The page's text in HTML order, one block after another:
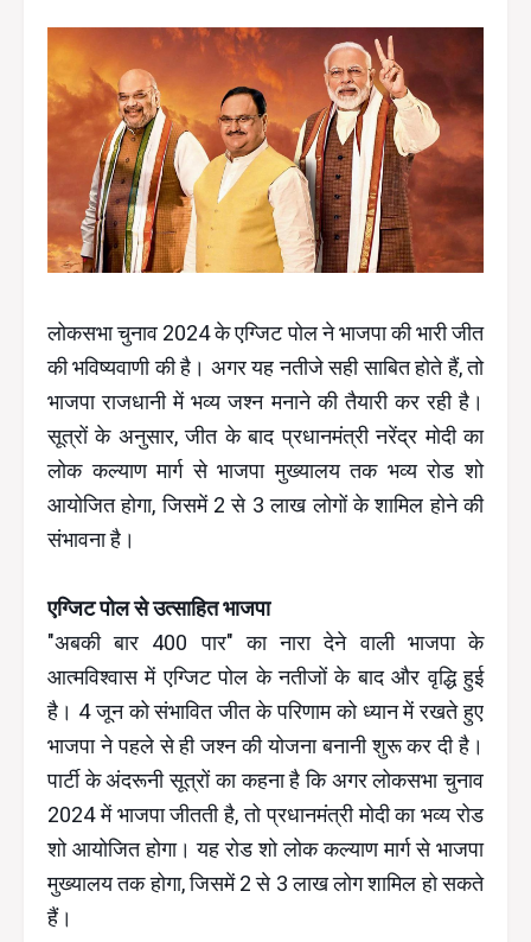
लोकसभा चुनाव 2024 के एग्जिट पोल ने भाजपा की भारी जीत
की भविष्यवाणी की है। अगर यह नतीजे सही साबित होते हैं, तो
भाजपा राजधानी में भव्य जश्न मनाने की तैयारी कर रही है।
सूत्रों के अनुसार, जीत के बाद प्रधानमंत्री नरेंद्र मोदी का
लोक कल्याण मार्ग से भाजपा मुख्यालय तक भव्य रोड शो
आयोजित होगा, जिसमें 2 से 3 लाख लोगों के शामिल होने की
संभावना है।
एग्जिट पोल से उत्साहित भाजपा
"अबकी बार 400 पार" का नारा देने वाली भाजपा के
आत्मविश्वास में एग्जिट पोल के नतीजों के बाद और वृद्धि हुई
है। 4 जून को संभावित जीत के परिणाम को ध्यान में रखते हुए
भाजपा ने पहले से ही जश्न की योजना बनानी शुरू कर दी है।
पार्टी के अंदरूनी सूत्रों का कहना है कि अगर लोकसभा चुनाव
2024 में भाजपा जीतती है, तो प्रधानमंत्री मोदी का भव्य रोड
शो आयोजित होगा। यह रोड शो लोक कल्याण मार्ग से भाजपा
मुख्यालय तक होगा, जिसमें 2 से 3 लाख लोग शामिल हो सकते
हैं।